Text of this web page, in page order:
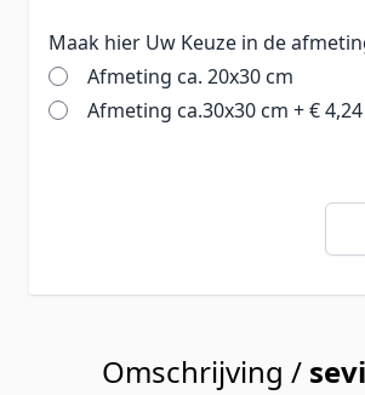
Maak hier Uw Keuze in de
Afmeting ca. 20x30 cm
Afmeting ca.30x30 cm +€ 4,24
Omschrijving /